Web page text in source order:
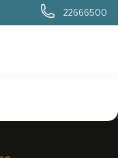
22666500